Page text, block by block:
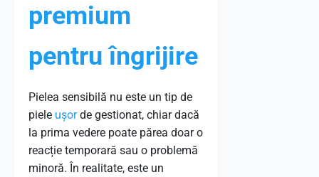
premium
pentru îngrijire
Pielea sensibilă nu este un tip de
piele ușorde gestionat, chiar dacă
la prima vedere poate părea doar o
reacție temporară sau o problemă
minoră. În realitate, este un